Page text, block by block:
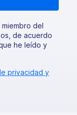
del
de acuerdo
he leído y
privacidad y